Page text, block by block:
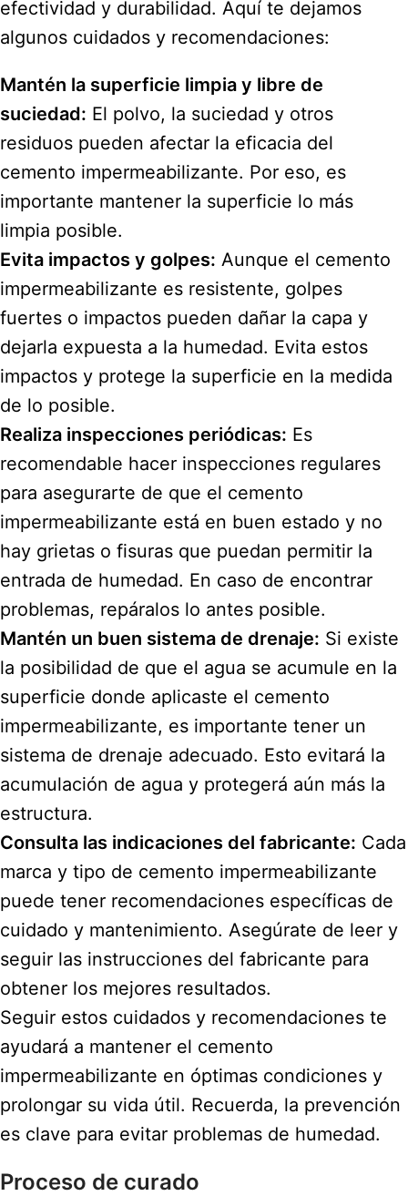
efectividad y durabilidad. Aquí te dejamos
algunos cuidados y recomendaciones:
Mantén la superficie limpia y libre de
suciedad: El polvo, la suciedad y otros
residuos pueden afectar la eficacia del
cemento impermeabilizante. Por eso, es
importante mantener la superficie lo más
limpia posible.
Evita impactos y golpes: Aunque el cemento
impermeabilizante es resistente, golpes
fuertes o impactos pueden dañar la capa y
dejarla expuesta a la humedad. Evita estos
impactos y protege la superficie en la medida
de lo posible.
Realiza inspecciones periódicas: Es
recomendable hacer inspecciones regulares
para asegurarte de que el cemento
impermeabilizante está en buen estado y no
hay grietas o fisuras que puedan permitir la
entrada de humedad. En caso de encontrar
problemas, repáralos lo antes posible.
Mantén un buen sistema de drenaje: Si existe
la posibilidad de que el agua se acumule en la
superficie donde aplicaste el cemento
impermeabilizante, es importante tener un
sistema de drenaje adecuado. Esto evitará la
acumulación de agua y protegerá aún más la
estructura.
Consulta las indicaciones del fabricante: Cada
marca y tipo de cemento impermeabilizante
puede tener recomendaciones específicas de
cuidado y mantenimiento. Asegúrate de leer y
seguir las instrucciones del fabricante para
obtener los mejores resultados.
Seguir estos cuidados y recomendaciones te
ayudará a mantener el cemento
impermeabilizante en óptimas condiciones y
prolongar su vida útil. Recuerda, la prevención
es clave para evitar problemas de humedad.
Proceso de curado